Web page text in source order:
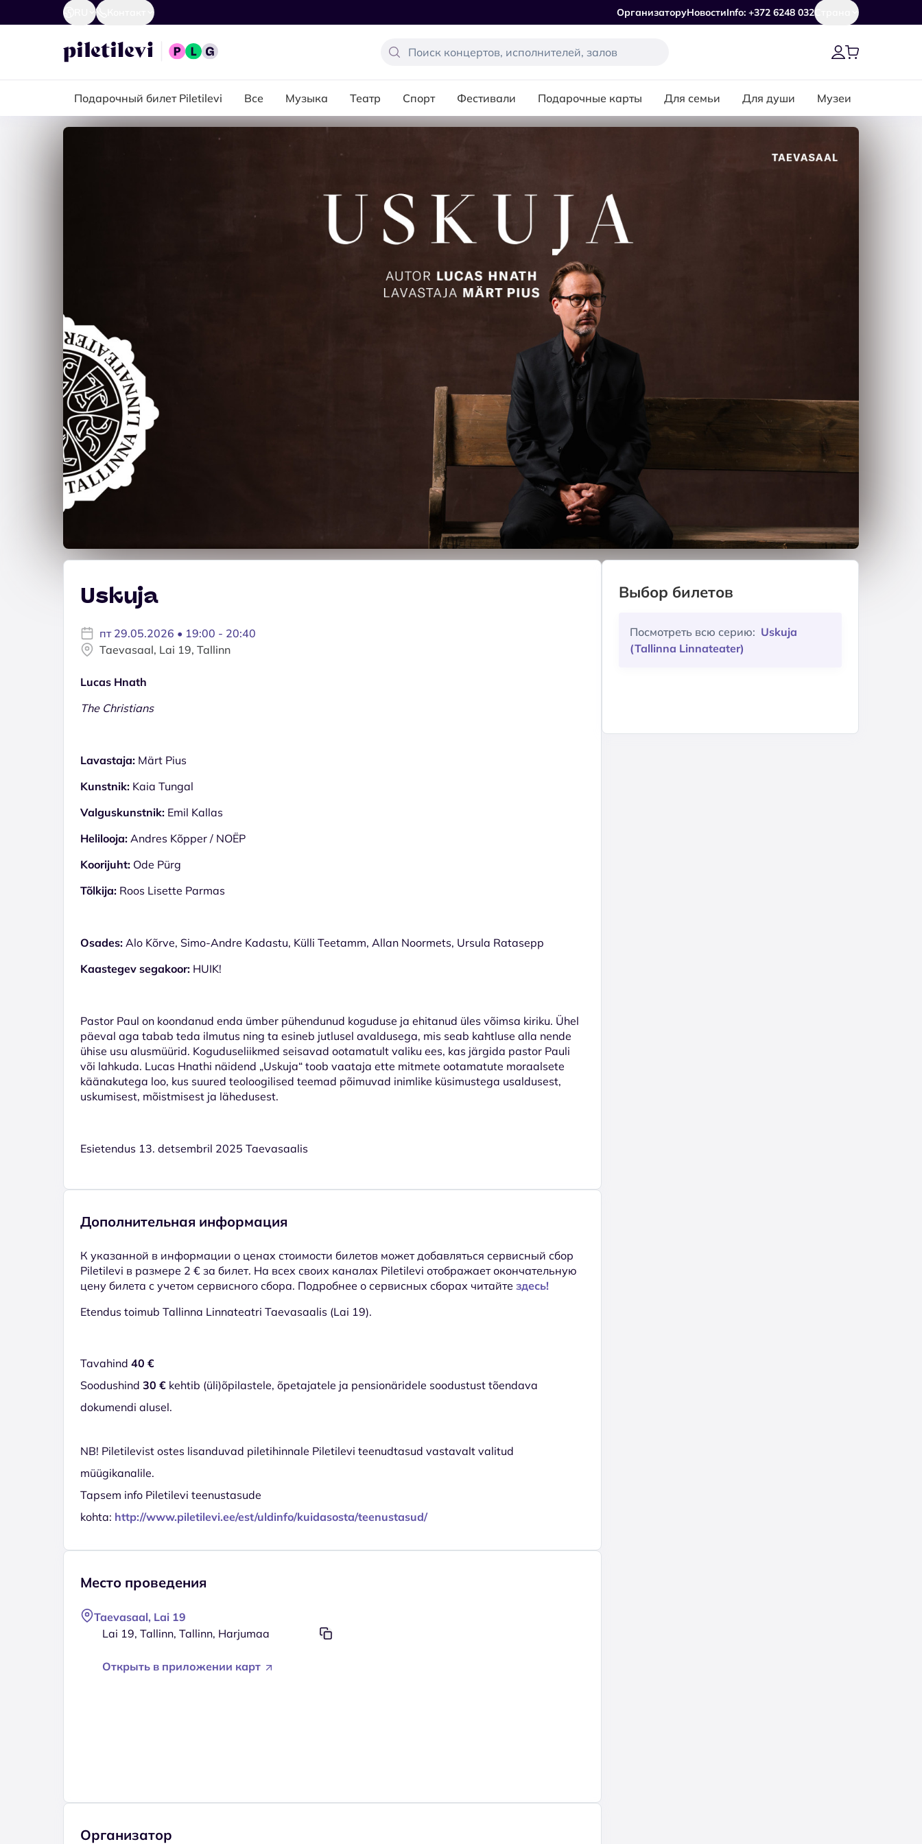
ОрганизаторуНовостиInfo: +372 6248 032Страна
Подарочный билет Piletilevi Все Музыка Театр Спорт Фестивали Подарочные карты Для семьи Для души Музеи
Uskuja
пт 29.05.2026 • 19:00 - 20:40
Taevasaal, Lai 19, Tallinn
Lucas Hnath
The Christians
Lavastaja: Märt Pius
Kunstnik: Kaia Tungal
Valguskunstnik: Emil Kallas
Helilooja: Andres Kõpper / NOËP
Koorijuht: Ode Pürg
Tõlkija: Roos Lisette Parmas
Osades: Alo Kõrve, Simo-Andre Kadastu, Külli Teetamm, Allan Noormets, Ursula Ratasepp
Kaastegev segakoor: HUIK!
Pastor Paul on koondanud enda ümber pühendunud koguduse ja ehitanud üles võimsa kiriku. Ühel
päeval aga tabab teda ilmutus ning ta esineb jutlusel avaldusega, mis seab kahtluse alla nende
ühise usu alusmüürid. Koguduseliikmed seisavad ootamatult valiku ees, kas järgida pastor Pauli
või lahkuda. Lucas Hnathi näidend „Uskuja“ toob vaataja ette mitmete ootamatute moraalsete
käänakutega loo, kus suured teoloogilised teemad põimuvad inimlike küsimustega usaldusest,
uskumisest, mõistmisest ja lähedusest.
Esietendus 13. detsembril 2025 Taevasaalis
Дополнительная информация
К указанной в информации о ценах стоимости билетов может добавляться сервисный сбор
Piletilevi в размере 2 € за билет. На всех своих каналах Piletilevi отображает окончательную
цену билета с учетом сервисного сбора. Подробнее о сервисных сборах читайте здесь!
Etendus toimub Tallinna Linnateatri Taevasaalis (Lai 19).
Tavahind 40 €
Soodushind 30 € kehtib (üli)õpilastele, õpetajatele ja pensionäridele soodustust tõendava
dokumendi alusel.
NB! Piletilevist ostes lisanduvad piletihinnale Piletilevi teenudtasud vastavalt valitud
müügikanalile.
Tapsem info Piletilevi teenustasude
kohta: http://www.piletilevi.ee/est/uldinfo/kuidasosta/teenustasud/
Место проведения
Taevasaal, Lai 19
Lai 19, Tallinn, Tallinn, Harjumaa
Открыть в приложении карт
Организатор
Выбор билетов
Посмотреть всю серию: Uskuja
(Tallinna Linnateater)